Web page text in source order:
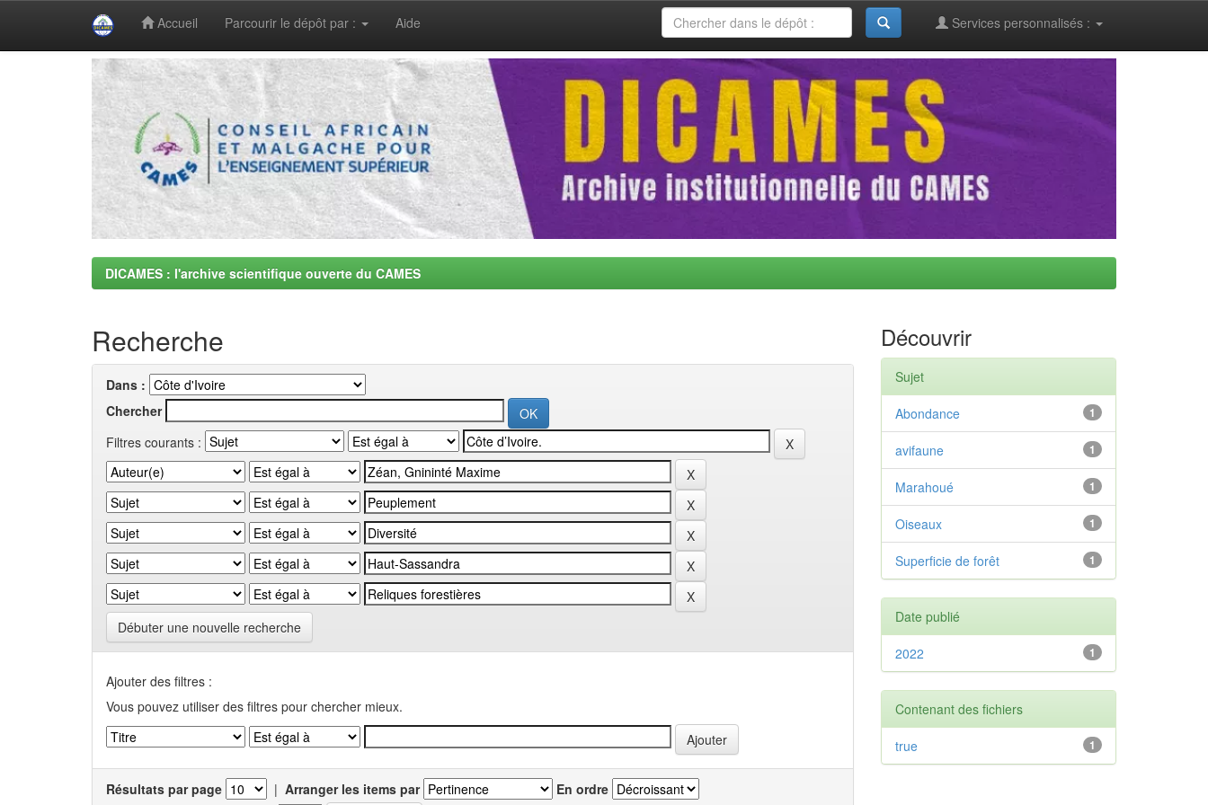
Accueil Parcourir le dépôt par : Aide Services personnalisés :
DICAMES : l'archive scientifique ouverte du CAMES
Recherche
Dans :
Chercher
Filtres courants :
Débuter une nouvelle recherche
Ajouter des filtres :
Vous pouvez utiliser des filtres pour chercher mieux.
Résultats par page | Arranger les items par
En ordre
Découvrir
Sujet
1
Abondance
1
avifaune
1
Marahoué
1
Oiseaux
1
Superficie de forêt
Date publié
1
2022
Contenant des fichiers
1
true